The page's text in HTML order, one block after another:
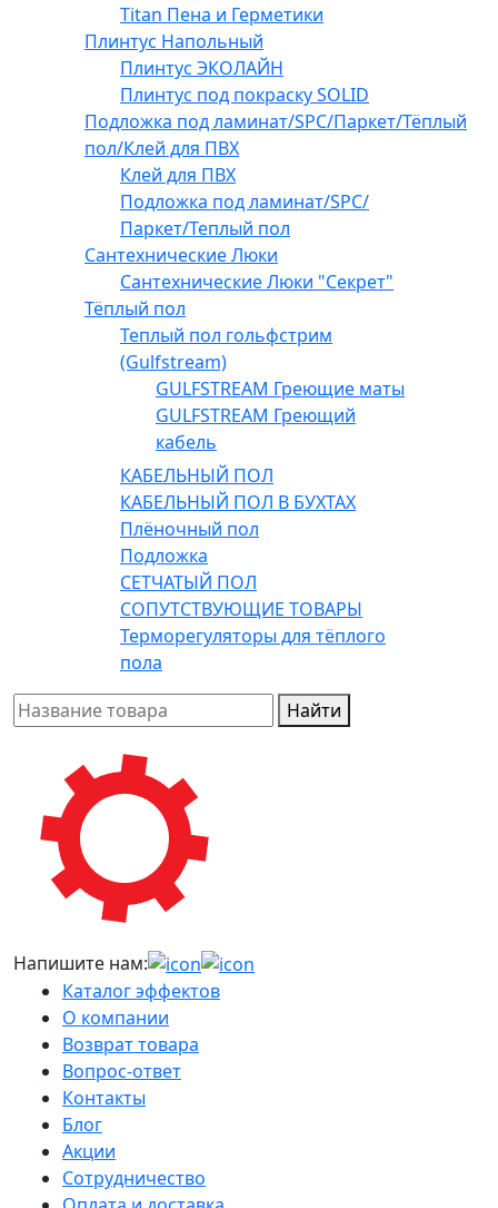
Titan Пена и Герметики
Плинтус Напольный
Плинтус ЭКОЛАЙН
Плинтус под покраску SOLID
Подложка под ламинат/SPC/Паркет/Тёплый
пол/Клей для ПВХ
Клей для ПВХ
Подложка под ламинат/SPC/
Паркет/Теплый пол
Сантехнические Люки
Сантехнические Люки "Секрет"
Тёплый пол
Теплый пол гольфстрим
(Gulfstream)
GULFSTREAM Греющие маты
GULFSTREAM Греющий
кабель
КАБЕЛЬНЫЙ ПОЛ
КАБЕЛЬНЫЙ ПОЛ В БУХТАХ
Плёночный пол
Подложка
СЕТЧАТЫЙ ПОЛ
СОПУТСТВУЮЩИЕ ТОВАРЫ
Терморегуляторы для тёплого
пола
Найти
Напишите нам:
Каталог эффектов
О компании
Возврат товара
Вопрос-ответ
Контакты
Блог
Акции
Сотрудничество